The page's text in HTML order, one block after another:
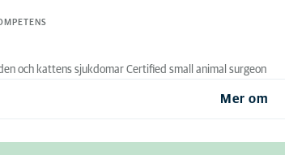
och kattens sjukdomar Certified small animal surgeon
Mer om